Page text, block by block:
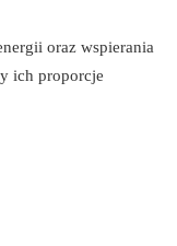
oraz wspierania
ich proporcje